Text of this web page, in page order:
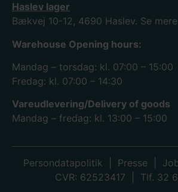
Haslev lager
Bækvej 10-12, 4690 Haslev. Se mere
Warehouse Opening hours:
Mandag – torsdag: kl. 07:00 – 15:00
Fredag: kl. 07:00 – 14:30
Vareudlevering/Delivery of goods
Mandag – fredag: kl. 13:00 – 15:00
Persondatapolitik Presse
CVR: 62523417 | Tlf. 32